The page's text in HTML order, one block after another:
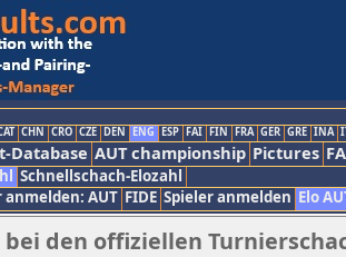
CHN CRO CZE DEN ENG ESP FAI FIN FRA GER GRE INA
Database AUT championship Pictures
Schnellschach-Elozahl
AUT FIDE Spieler anmelden Elo
den offiziellen